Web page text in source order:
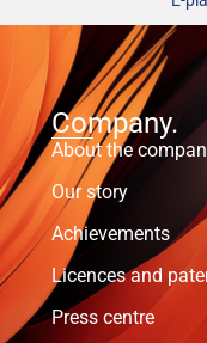
Company.
About the
Our story
Achievements
Licences and
Press centre